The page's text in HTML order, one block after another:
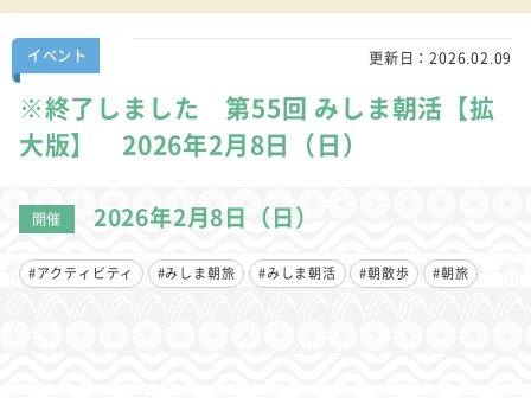
イベント 更新日：2026.02.09
※終了しました 第55回 みしま朝活【拡
大版】 2026年2月8日（日）
開催 2026年2月8日（日）
#アクティビティ #みしま朝旅 #みしま朝活 #朝散歩 #朝旅